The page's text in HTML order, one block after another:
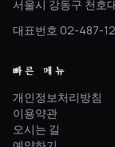
서울시 강동구 천호
대표번호 02-487-
빠른 메뉴
개인정보처리방침
이용약관
오시는 길